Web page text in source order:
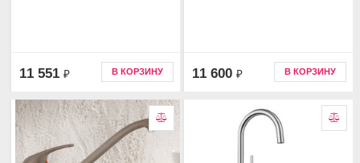
11 551 ₽ В КОРЗИНУ 11 600 ₽ В КОРЗИНУ